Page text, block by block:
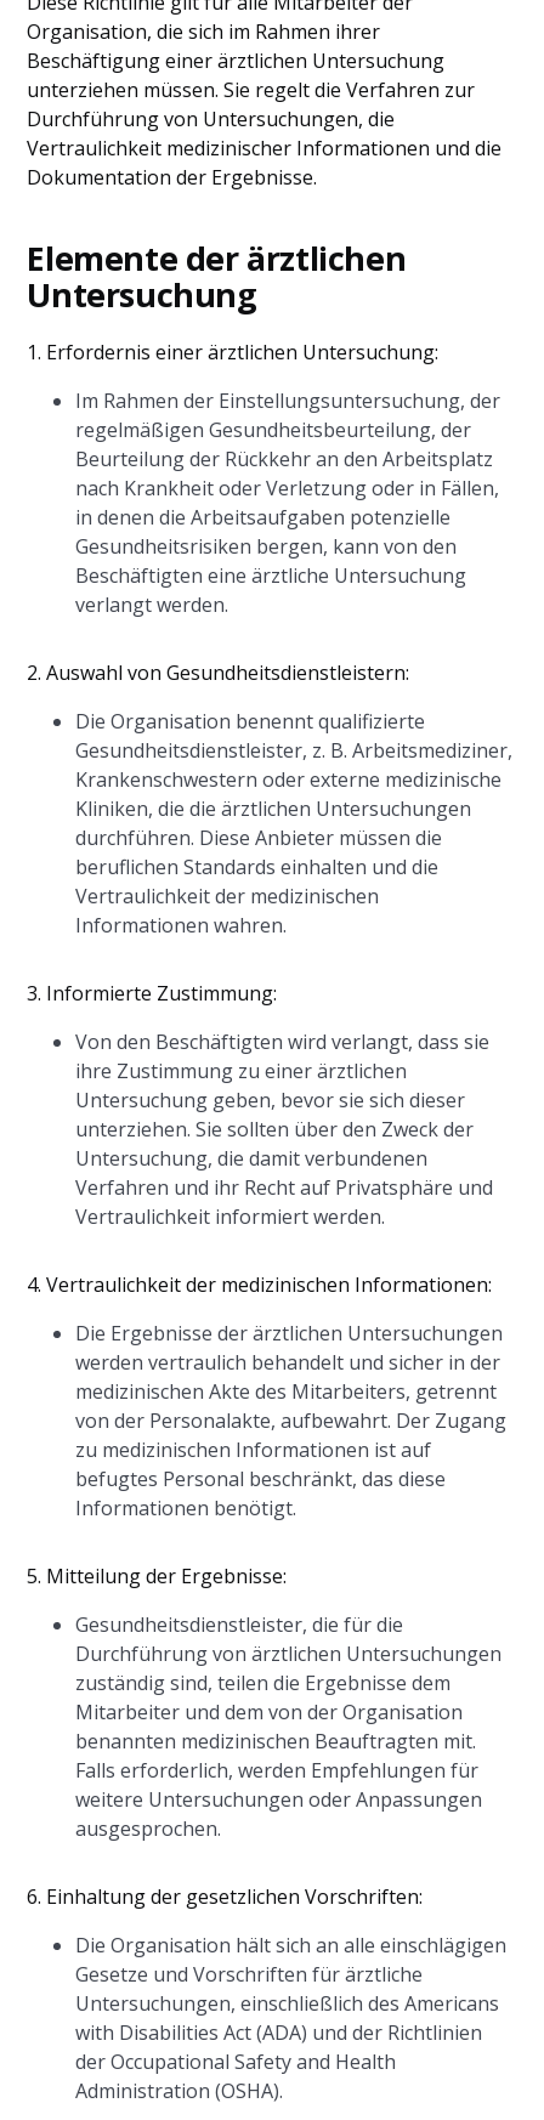
Organisation, die sich im Rahmen ihrer
Beschäftigung einer ärztlichen Untersuchung
unterziehen müssen. Sie regelt die Verfahren zur
Durchführung von Untersuchungen, die
Vertraulichkeit medizinischer Informationen und die
Dokumentation der Ergebnisse.
Elemente der ärztlichen
Untersuchung
1. Erfordernis einer ärztlichen Untersuchung:
Im Rahmen der Einstellungsuntersuchung, der
regelmäßigen Gesundheitsbeurteilung, der
Beurteilung der Rückkehr an den Arbeitsplatz
nach Krankheit oder Verletzung oder in Fällen,
in denen die Arbeitsaufgaben potenzielle
Gesundheitsrisiken bergen, kann von den
Beschäftigten eine ärztliche Untersuchung
verlangt werden.
2. Auswahl von Gesundheitsdienstleistern:
Die Organisation benennt qualifizierte
Gesundheitsdienstleister, z. B. Arbeitsmediziner,
Krankenschwestern oder externe medizinische
Kliniken, die die ärztlichen Untersuchungen
durchführen. Diese Anbieter müssen die
beruflichen Standards einhalten und die
Vertraulichkeit der medizinischen
Informationen wahren.
3. Informierte Zustimmung:
Von den Beschäftigten wird verlangt, dass sie
ihre Zustimmung zu einer ärztlichen
Untersuchung geben, bevor sie sich dieser
unterziehen. Sie sollten über den Zweck der
Untersuchung, die damit verbundenen
Verfahren und ihr Recht auf Privatsphäre und
Vertraulichkeit informiert werden.
4. Vertraulichkeit der medizinischen Informationen:
Die Ergebnisse der ärztlichen Untersuchungen
werden vertraulich behandelt und sicher in der
medizinischen Akte des Mitarbeiters, getrennt
von der Personalakte, aufbewahrt. Der Zugang
zu medizinischen Informationen ist auf
befugtes Personal beschränkt, das diese
Informationen benötigt.
5. Mitteilung der Ergebnisse:
Gesundheitsdienstleister, die für die
Durchführung von ärztlichen Untersuchungen
zuständig sind, teilen die Ergebnisse dem
Mitarbeiter und dem von der Organisation
benannten medizinischen Beauftragten mit.
Falls erforderlich, werden Empfehlungen für
weitere Untersuchungen oder Anpassungen
ausgesprochen.
6. Einhaltung der gesetzlichen Vorschriften:
Die Organisation hält sich an alle einschlägigen
Gesetze und Vorschriften für ärztliche
Untersuchungen, einschließlich des Americans
with Disabilities Act (ADA) und der Richtlinien
der Occupational Safety and Health
Administration (OSHA).